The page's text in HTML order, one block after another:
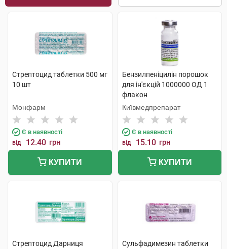
Стрептоцид таблетки 500 мг
10 шт
Монфарм
Є в наявності
від 12.40 грн
КУПИТИ
Бензилпеніцилін порошок
для ін'єкцій 1000000 ОД 1
флакон
Київмедпрепарат
Є в наявності
від 15.10 грн
КУПИТИ
Стрептоцид Дарниця
Сульфадимезин таблетки